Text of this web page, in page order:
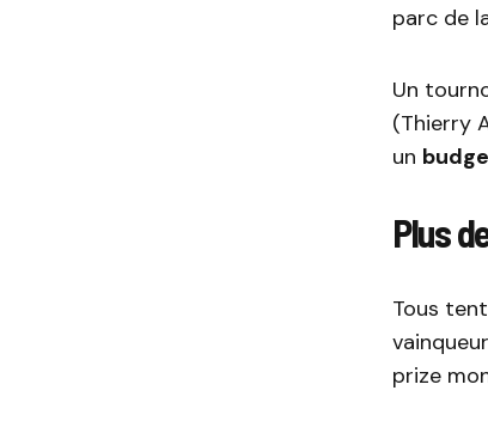
parc de
Un
(Thierry
un
Plus
Tous
prize